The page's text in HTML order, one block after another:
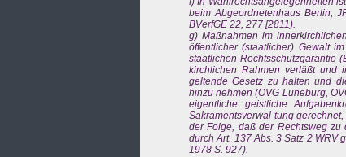
beim Abgeordnetenhaus Berlin,
BVerfGE 22, 277 [2811).
g) Maßnahmen im
öffentlicher (staatlicher) Gewalt
staatlichen Rechtsschutzgarantie
kirchlichen Rahmen verläßt und
geltende Gesetz zu halten und
hinzu nehmen (OVG Lüneburg,
eigentliche geistliche
Sakramentsverwal tung
der Folge, daß der Rechtsweg zu
durch Art. 137 Abs. 3 Satz 2 WRV
1978 S. 927).